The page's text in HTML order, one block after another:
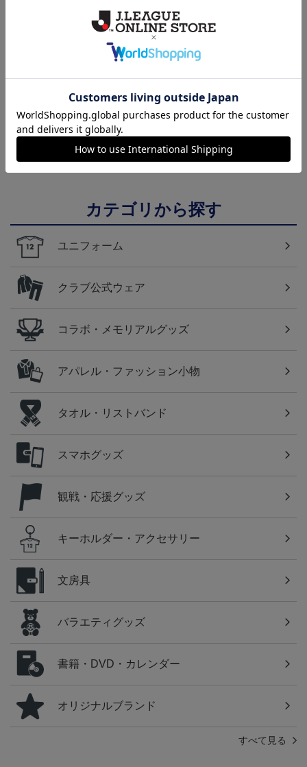
FC東京 ソウブレイズ
タオルマフラー
NEW
FC東京 ピカチュウ タ
オルマフラー
国際親善試合 FC東京
対 ボルシア ドルトムン
ト プリントタオルマフ
カテゴリから探す
ユニフォーム
クラブ公式ウェア
コラボ・メモリアルグッズ
アパレル・ファッション小物
タオル・リストバンド
スマホグッズ
観戦・応援グッズ
キーホルダー・アクセサリー
文房具
バラエティグッズ
書籍・DVD・カレンダー
オリジナルブランド
すべて見る